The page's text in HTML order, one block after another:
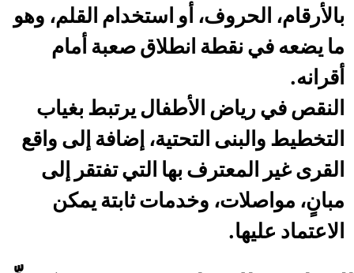
بالأرقام، الحروف، أو استخدام القلم، وهو
ما يضعه في نقطة انطلاق صعبة أمام
أقرانه.
النقص في رياض الأطفال يرتبط بغياب
التخطيط والبنى التحتية، إضافة إلى واقع
القرى غير المعترف بها التي تفتقر إلى
مبانٍ، مواصلات، وخدمات ثابتة يمكن
الاعتماد عليها.